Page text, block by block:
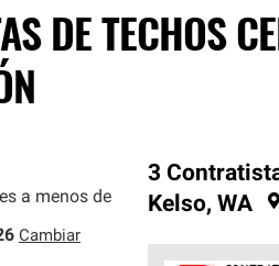
DE TECHOS
a menos de
Cambiar
3
Kelso, WA